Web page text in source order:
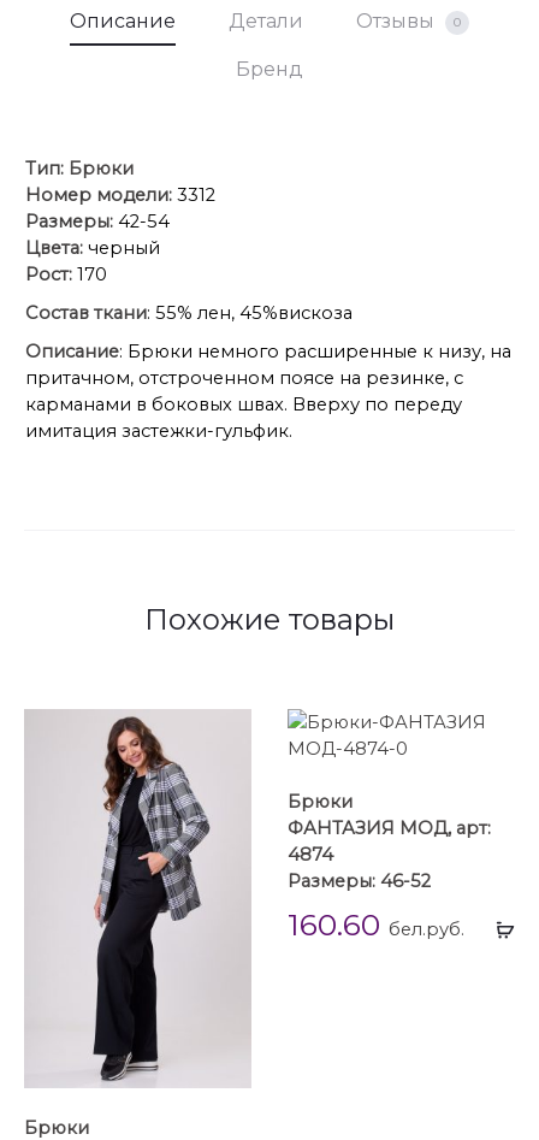
Описание Детали Отзывы 0
Бренд
Тип: Брюки
Номер модели: 3312
Размеры: 42-54
Цвета: черный
Рост: 170
Состав ткани: 55% лен, 45%вискоза
Описание: Брюки немного расширенные к низу, на
притачном, отстроченном поясе на резинке, с
карманами в боковых швах. Вверху по переду
имитация застежки-гульфик.
Похожие товары
Брюки
Брюки
ФАНТАЗИЯ МОД, арт:
4874
Размеры: 46-52
160.60 бел.руб.